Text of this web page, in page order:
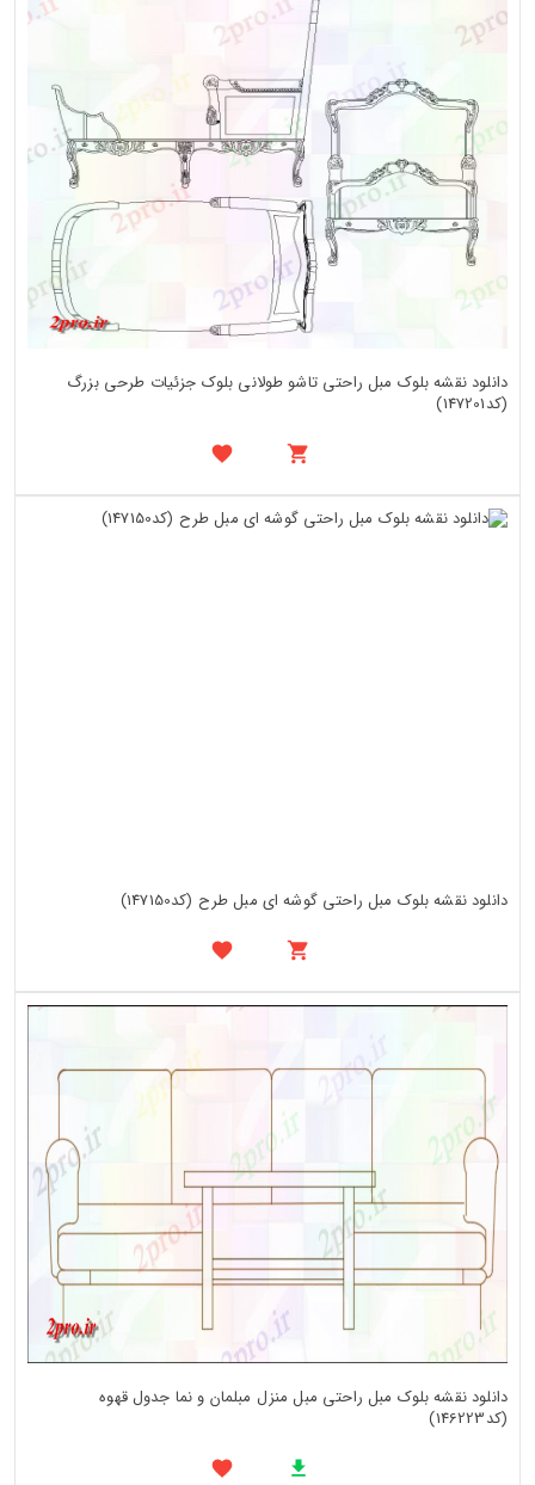
دانلود نقشه بلوک مبل راحتی تاشو طولانی بلوک جزئیات طرحی بزرگ
(کد147201)
دانلود نقشه بلوک مبل راحتی گوشه ای مبل طرح (کد147150)
دانلود نقشه بلوک مبل راحتی مبل منزل مبلمان و نما جدول قهوه
(کد146223)